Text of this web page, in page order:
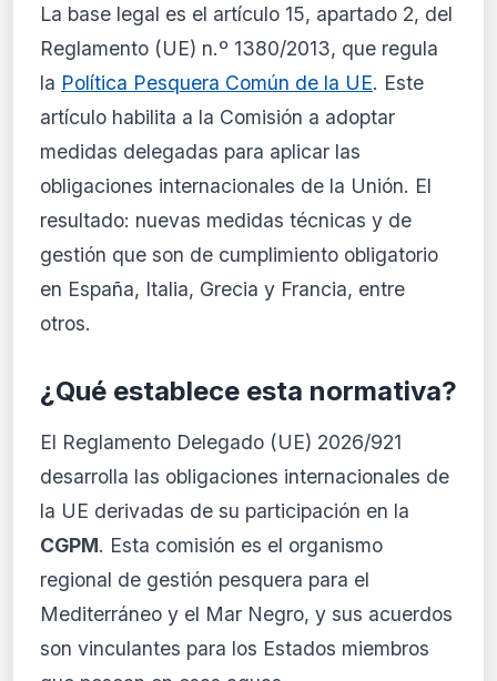
La base legal es el artículo 15, apartado 2, del
Reglamento (UE) n.º 1380/2013, que regula
la Política Pesquera Común de la UE. Este
artículo habilita a la Comisión a adoptar
medidas delegadas para aplicar las
obligaciones internacionales de la Unión. El
resultado: nuevas medidas técnicas y de
gestión que son de cumplimiento obligatorio
en España, Italia, Grecia y Francia, entre
otros.
¿Qué establece esta normativa?
El Reglamento Delegado (UE) 2026/921
desarrolla las obligaciones internacionales de
la UE derivadas de su participación en la
CGPM. Esta comisión es el organismo
regional de gestión pesquera para el
Mediterráneo y el Mar Negro, y sus acuerdos
son vinculantes para los Estados miembros